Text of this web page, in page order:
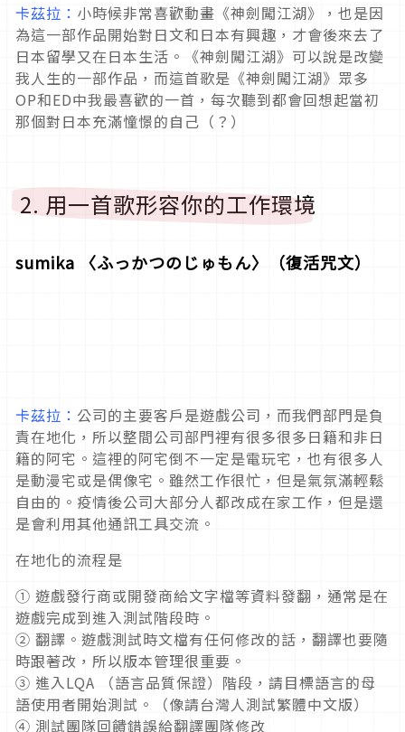
卡茲拉： 小時候非常喜歡動畫《神劍闖江湖》，也是因
為這一部作品開始對日文和日本有興趣，才會後來去了
日本留學又在日本生活。《神劍闖江湖》可以說是改變
我人生的一部作品，而這首歌是《神劍闖江湖》眾多
OP和ED中我最喜歡的一首，每次聽到都會回想起當初
那個對日本充滿憧憬的自己（？）
2. 用一首歌形容你的工作環境
sumika 〈ふっかつのじゅもん〉（復活咒文）
卡茲拉： 公司的主要客戶是遊戲公司，而我們部門是負
責在地化，所以整間公司部門裡有很多很多日籍和非日
籍的阿宅。這裡的阿宅倒不一定是電玩宅，也有很多人
是動漫宅或是偶像宅。雖然工作很忙，但是氣氛滿輕鬆
自由的。疫情後公司大部分人都改成在家工作，但是還
是會利用其他通訊工具交流。
在地化的流程是
① 遊戲發行商或開發商給文字檔等資料發翻，通常是在
遊戲完成到進入測試階段時。
② 翻譯。遊戲測試時文檔有任何修改的話，翻譯也要隨
時跟著改，所以版本管理很重要。
③ 進入LQA （語言品質保證）階段，請目標語言的母
語使用者開始測試。（像請台灣人測試繁體中文版）
④ 測試團隊回饋錯誤給翻譯團隊修改